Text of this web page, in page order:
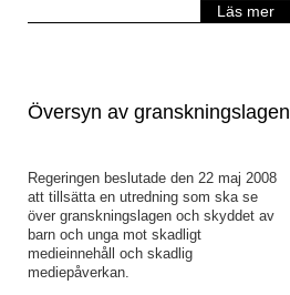
Läs mer
Översyn av granskningslagen
Regeringen beslutade den 22 maj 2008
att tillsätta en utredning som ska se
över granskningslagen och skyddet av
barn och unga mot skadligt
medieinnehåll och skadlig
mediepåverkan.